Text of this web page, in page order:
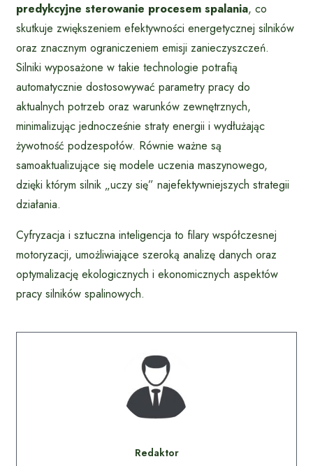
predykcyjne sterowanie procesem spalania, co
skutkuje zwiększeniem efektywności energetycznej silników
oraz znacznym ograniczeniem emisji zanieczyszczeń.
Silniki wyposażone w takie technologie potrafią
automatycznie dostosowywać parametry pracy do
aktualnych potrzeb oraz warunków zewnętrznych,
minimalizując jednocześnie straty energii i wydłużając
żywotność podzespołów. Równie ważne są
samoaktualizujące się modele uczenia maszynowego,
dzięki którym silnik „uczy się” najefektywniejszych strategii
działania.
Cyfryzacja i sztuczna inteligencja to filary współczesnej
motoryzacji, umożliwiające szeroką analizę danych oraz
optymalizację ekologicznych i ekonomicznych aspektów
pracy silników spalinowych.
Redaktor